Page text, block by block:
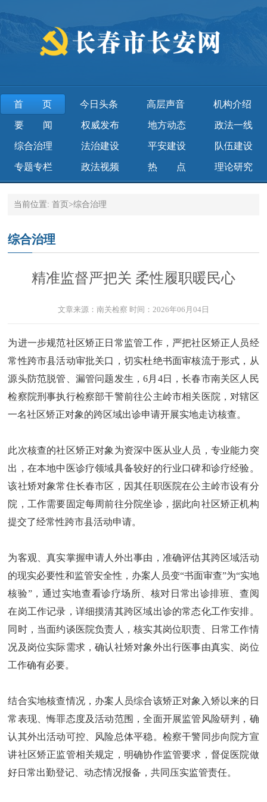
首页 今日头条 高层声音 机构介绍
要 闻 权威发布 地方动态 政法一线
综合治理 法治建设 平安建设 队伍建设
专题专栏 政法视频 热 点 理论研究
当前位置:首页>综合治理
综合治理
精准监督严把关 柔性履职暖民心
文章来源： 南关检察 时间： 2026年06月04日
为进一步规范社区矫正日常监管工作，严把社区矫正人员经
常性跨市县活动审批关口，切实杜绝书面审核流于形式，从
源头防范脱管、漏管问题发生，6月4日，长春市南关区人民
检察院刑事执行检察部干警前往公主岭市相关医院，对辖区
一名社区矫正对象的跨区域出诊申请开展实地走访核查。
此次核查的社区矫正对象为资深中医从业人员，专业能力突
出，在本地中医诊疗领域具备较好的行业口碑和诊疗经验。
该社矫对象常住长春市区，因其任职医院在公主岭市设有分
院，工作需要固定每周前往分院坐诊，据此向社区矫正机构
提交了经常性跨市县活动申请。
为客观、真实掌握申请人外出事由，准确评估其跨区域活动
的现实必要性和监管安全性，办案人员变“书面审查”为“实地
核验”，通过实地查看诊疗场所、核对日常出诊排班、查阅
在岗工作记录，详细摸清其跨区域出诊的常态化工作安排。
同时，当面约谈医院负责人，核实其岗位职责、日常工作情
况及岗位实际需求，确认社矫对象外出行医事由真实、岗位
工作确有必要。
结合实地核查情况，办案人员综合该矫正对象入矫以来的日
常表现、悔罪态度及活动范围，全面开展监管风险研判，确
认其外出活动可控、风险总体平稳。检察干警同步向院方宣
讲社区矫正监管相关规定，明确协作监管要求，督促医院做
好日常出勤登记、动态情况报备，共同压实监管责任。